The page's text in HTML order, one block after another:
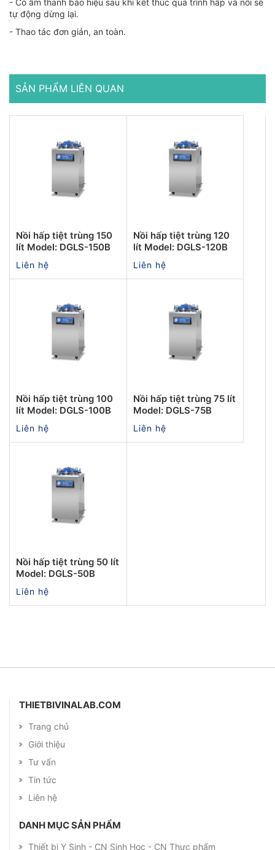
- Có âm thanh báo hiệu sau khi kết thúc quá trình hấp và nồi sẽ
tự động dừng lại.
- Thao tác đơn giản, an toàn.
SẢN PHẨM LIÊN QUAN
Nồi hấp tiệt trùng 150
lít Model: DGLS-150B
Liên hệ
Nồi hấp tiệt trùng 120
lít Model: DGLS-120B
Liên hệ
Nồi hấp tiệt trùng 100
lít Model: DGLS-100B
Liên hệ
Nồi hấp tiệt trùng 75 lít
Model: DGLS-75B
Liên hệ
Nồi hấp tiệt trùng 50 lít
Model: DGLS-50B
Liên hệ
THIETBIVINALAB.COM
Trang chủ
Giới thiệu
Tư vấn
Tin tức
Liên hệ
DANH MỤC SẢN PHẨM
Thiết bị Y Sinh - CN Sinh Học - CN Thực phẩm